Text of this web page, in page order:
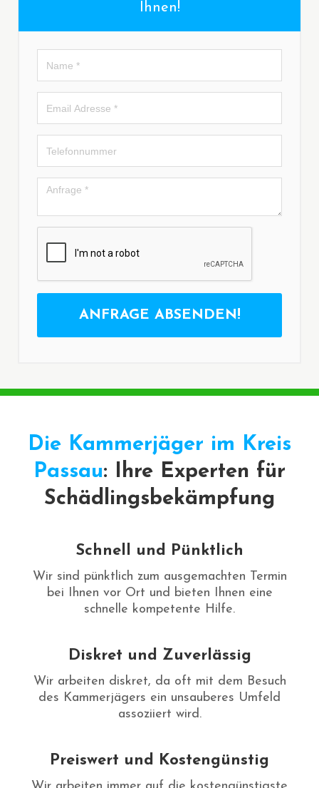
Ihnen!
ANFRAGE ABSENDEN!
Die Kammerjäger im Kreis
Passau: Ihre Experten für
Schädlingsbekämpfung
Schnell und Pünktlich
Wir sind pünktlich zum ausgemachten Termin
bei Ihnen vor Ort und bieten Ihnen eine
schnelle kompetente Hilfe.
Diskret und Zuverlässig
Wir arbeiten diskret, da oft mit dem Besuch
des Kammerjägers ein unsauberes Umfeld
assoziiert wird.
Preiswert und Kostengünstig